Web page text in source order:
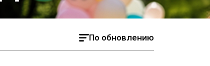
По обновлению